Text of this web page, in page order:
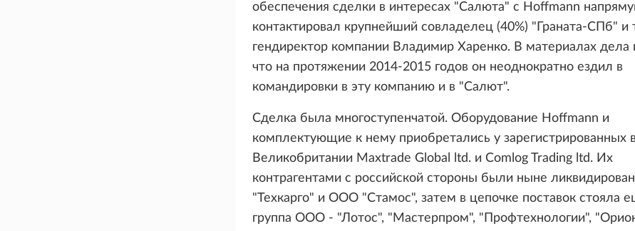
обеспечения сделки в интересах "Салюта" с Hoffmann
контактировал крупнейший совладелец (40%) "Граната-СПб" и
гендиректор компании Владимир Харенко. В материалах дела
что на протяжении 2014-2015 годов он неоднократно ездил в
командировки в эту компанию и в "Салют".
Сделка была многоступенчатой. Оборудование Hoffmann и
комплектующие к нему приобретались у зарегистрированных
Великобритании Maxtrade Global ltd. и Comlog Trading ltd. Их
контрагентами с российской стороны были ныне
"Техкарго" и ООО "Стамос", затем в цепочке поставок стояла
группа ООО - "Лотос", "Мастерпром", "Профтехнологии",